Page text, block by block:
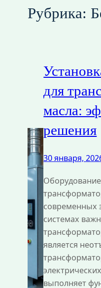
Рубрика:
для
масла:
решения
30 января,
современных
системах
является
выполняет